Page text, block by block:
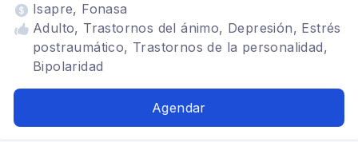
Isapre, Fonasa
Adulto, Trastornos del ánimo, Depresión, Estrés
postraumático, Trastornos de la personalidad,
Bipolaridad
Agendar